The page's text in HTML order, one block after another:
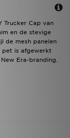
Trucker Cap van
en de stevige
de mesh panelen
pet is afgewerkt
Era-branding.